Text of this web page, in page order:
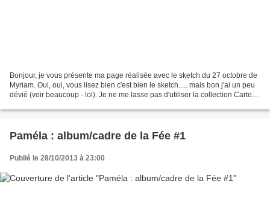
Bonjour, je vous présente ma page réalisée avec le sketch du 27 octobre de
Myriam. Oui, oui, vous lisez bien c'est bien le sketch..... mais bon j'ai un peu
dévié (voir beaucoup - lol). Je ne me lasse pas d'utiliser la collection Carte
Paméla : album/cadre de la Fée #1
Publié le 28/10/2013 à 23:00